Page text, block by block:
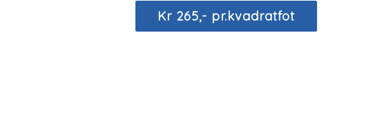
Kr 265,- pr.kvadratfot